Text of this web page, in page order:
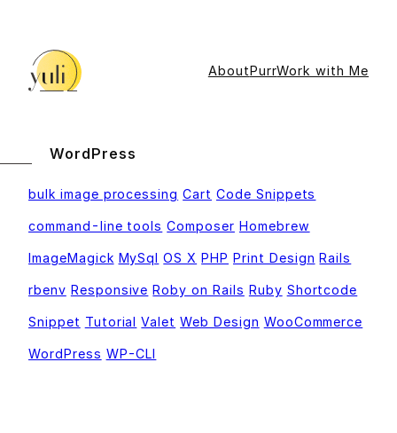
content
AboutPurrWork with Me
WordPress
bulk image processing Cart Code Snippets
command-line tools Composer Homebrew
ImageMagick MySql OS X PHP Print Design Rails
rbenv Responsive Roby on Rails Ruby Shortcode
Snippet Tutorial Valet Web Design WooCommerce
WordPress WP-CLI